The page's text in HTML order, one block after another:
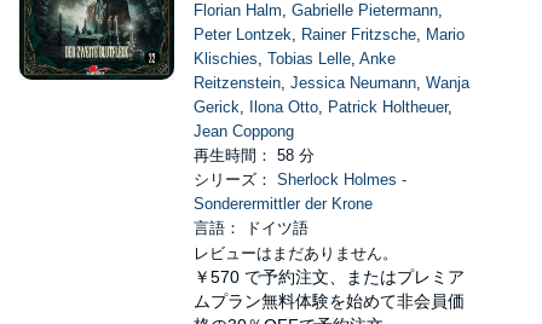
Florian Halm, Gabrielle Pietermann,
Peter Lontzek, Rainer Fritzsche, Mario
Klischies, Tobias Lelle, Anke
Reitzenstein, Jessica Neumann, Wanja
Gerick, Ilona Otto, Patrick Holtheuer,
Jean Coppong
再生時間： 58 分
シリーズ： Sherlock Holmes -
Sonderermittler der Krone
言語： ドイツ語
レビューはまだありません。
￥570 で予約注文、またはプレミア
ムプラン無料体験を始めて非会員価